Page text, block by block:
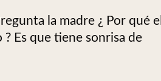
la madre ¿ Por qué el
? Es que tiene sonrisa de